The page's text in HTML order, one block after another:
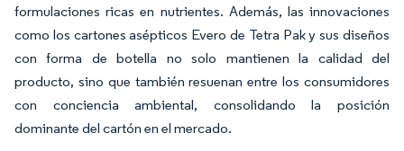
formulaciones ricas en nutrientes. Además, las innovaciones
como los cartones asépticos Evero de Tetra Pak y sus diseños
con forma de botella no solo mantienen la calidad del
producto, sino que también resuenan entre los consumidores
con conciencia ambiental, consolidando la posición
dominante del cartón en el mercado.